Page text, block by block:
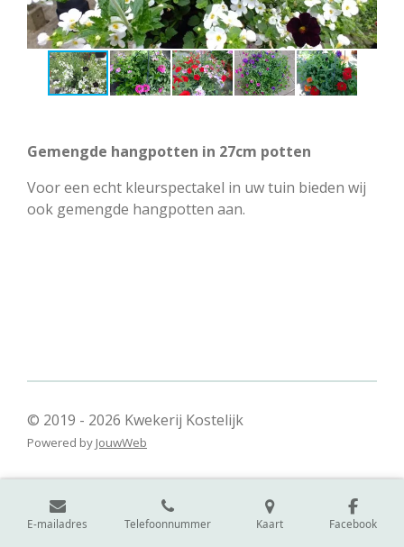
Gemengde hangpotten in 27cm potten
Voor een echt kleurspectakel in uw tuin bieden wij
ook gemengde hangpotten aan.
© 2019 - 2026 Kwekerij Kostelijk
Powered by JouwWeb
E-mailadres Telefoonnummer Kaart Facebook